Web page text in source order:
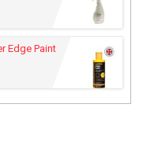
Edge Paint